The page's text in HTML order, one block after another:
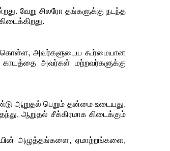
வேறு சிலரோ தங்களுக்கு நடந்த
கொள்ள, அவர்களுடைய கூர்மையான
காயத்தை அவர்கள் மற்றவர்களுக்கு
ஆறுதல் பெறும் தன்மை உடையது.
ஆறுதல் சீக்கிரமாக கிடைக்கும்
அழுத்தங்களை, ஏமாற்றங்களை,